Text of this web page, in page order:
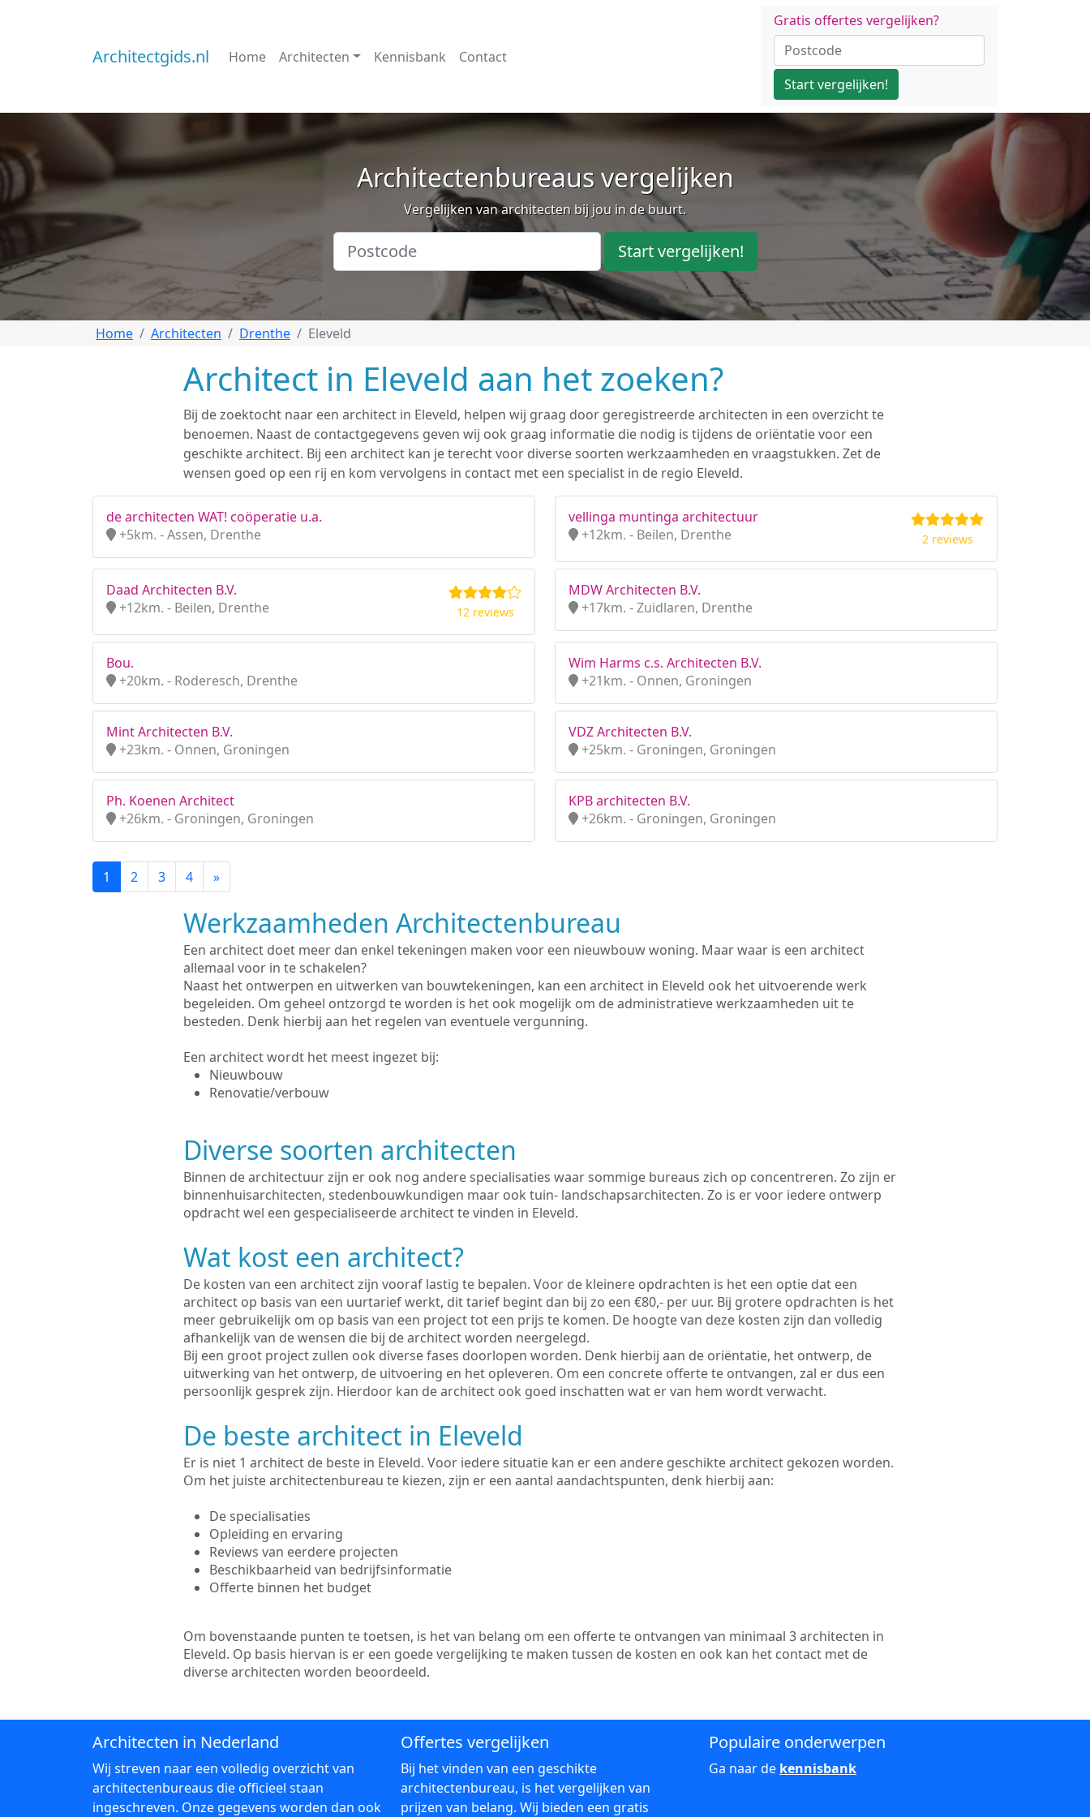
Architectgids.nl Home Architecten Kennisbank Contact
Gratis offertes vergelijken?
Start vergelijken!
Architectenbureaus vergelijken
Vergelijken van architecten bij jou in de buurt.
Start vergelijken!
Home Architecten Drenthe Eleveld
Architect in Eleveld aan het zoeken?
Bij de zoektocht naar een architect in Eleveld, helpen wij graag door geregistreerde architecten in een overzicht te
benoemen. Naast de contactgegevens geven wij ook graag informatie die nodig is tijdens de oriëntatie voor een
geschikte architect. Bij een architect kan je terecht voor diverse soorten werkzaamheden en vraagstukken. Zet de
wensen goed op een rij en kom vervolgens in contact met een specialist in de regio Eleveld.
de architecten WAT! coöperatie u.a.
+5km. - Assen, Drenthe
vellinga muntinga architectuur
+12km. - Beilen, Drenthe
2 reviews
Daad Architecten B.V.
+12km. - Beilen, Drenthe
12 reviews
MDW Architecten B.V.
+17km. - Zuidlaren, Drenthe
Bou.
+20km. - Roderesch, Drenthe
Wim Harms c.s. Architecten B.V.
+21km. - Onnen, Groningen
Mint Architecten B.V.
+23km. - Onnen, Groningen
VDZ Architecten B.V.
+25km. - Groningen, Groningen
Ph. Koenen Architect
+26km. - Groningen, Groningen
KPB architecten B.V.
+26km. - Groningen, Groningen
1 2 3 4 »
Werkzaamheden Architectenbureau
Een architect doet meer dan enkel tekeningen maken voor een nieuwbouw woning. Maar waar is een architect
allemaal voor in te schakelen?
Naast het ontwerpen en uitwerken van bouwtekeningen, kan een architect in Eleveld ook het uitvoerende werk
begeleiden. Om geheel ontzorgd te worden is het ook mogelijk om de administratieve werkzaamheden uit te
besteden. Denk hierbij aan het regelen van eventuele vergunning.
Een architect wordt het meest ingezet bij:
Nieuwbouw
Renovatie/verbouw
Diverse soorten architecten
Binnen de architectuur zijn er ook nog andere specialisaties waar sommige bureaus zich op concentreren. Zo zijn er
binnenhuisarchitecten, stedenbouwkundigen maar ook tuin- landschapsarchitecten. Zo is er voor iedere ontwerp
opdracht wel een gespecialiseerde architect te vinden in Eleveld.
Wat kost een architect?
De kosten van een architect zijn vooraf lastig te bepalen. Voor de kleinere opdrachten is het een optie dat een
architect op basis van een uurtarief werkt, dit tarief begint dan bij zo een €80,- per uur. Bij grotere opdrachten is het
meer gebruikelijk om op basis van een project tot een prijs te komen. De hoogte van deze kosten zijn dan volledig
afhankelijk van de wensen die bij de architect worden neergelegd.
Bij een groot project zullen ook diverse fases doorlopen worden. Denk hierbij aan de oriëntatie, het ontwerp, de
uitwerking van het ontwerp, de uitvoering en het opleveren. Om een concrete offerte te ontvangen, zal er dus een
persoonlijk gesprek zijn. Hierdoor kan de architect ook goed inschatten wat er van hem wordt verwacht.
De beste architect in Eleveld
Er is niet 1 architect de beste in Eleveld. Voor iedere situatie kan er een andere geschikte architect gekozen worden.
Om het juiste architectenbureau te kiezen, zijn er een aantal aandachtspunten, denk hierbij aan:
De specialisaties
Opleiding en ervaring
Reviews van eerdere projecten
Beschikbaarheid van bedrijfsinformatie
Offerte binnen het budget
Om bovenstaande punten te toetsen, is het van belang om een offerte te ontvangen van minimaal 3 architecten in
Eleveld. Op basis hiervan is er een goede vergelijking te maken tussen de kosten en ook kan het contact met de
diverse architecten worden beoordeeld.
Architecten in Nederland
Wij streven naar een volledig overzicht van
architectenbureaus die officieel staan
ingeschreven. Onze gegevens worden dan ook
Offertes vergelijken
Bij het vinden van een geschikte
architectenbureau, is het vergelijken van
prijzen van belang. Wij bieden een gratis
Populaire onderwerpen
Ga naar de kennisbank